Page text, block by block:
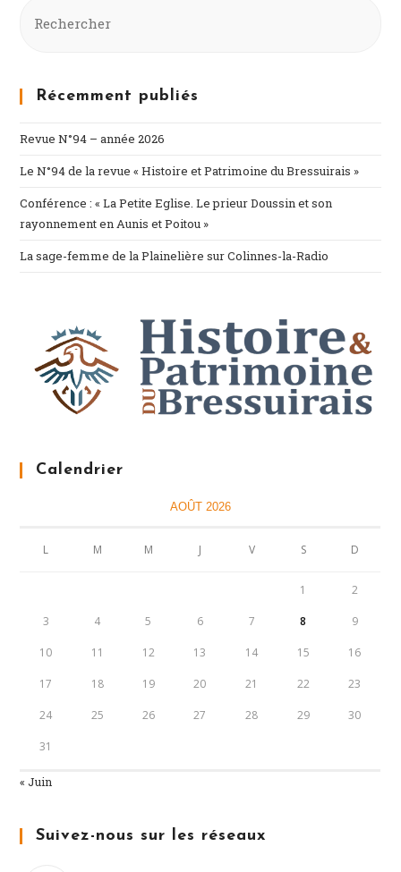
Récemment publiés
Revue N°94 – année 2026
Le N°94 de la revue « Histoire et Patrimoine du Bressuirais »
Conférence : « La Petite Eglise. Le prieur Doussin et son
rayonnement en Aunis et Poitou »
La sage-femme de la Plainelière sur Colinnes-la-Radio
Calendrier
AOÛT 2026
L M M J V S D
1 2
3 4 5 6 7 8 9
10 11 12 13 14 15 16
17 18 19 20 21 22 23
24 25 26 27 28 29 30
31
« Juin
Suivez-nous sur les réseaux